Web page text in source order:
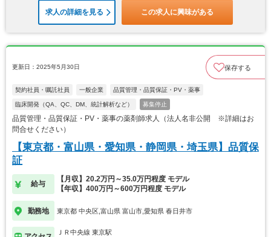
求人の詳細を見る この求人に興味がある
更新日：2025年5月30日 保存する
契約社員・嘱託社員 一般企業 品質管理・品質保証・PV・薬事
臨床開発（QA、QC、DM、統計解析など） 募集停止
品質管理・品質保証・PV・薬事の薬剤師求人（法人名非公開 ※詳細はお
問合せください）
【東京都・富山県・愛知県・静岡県・埼玉県】品質保
証
給与
【月収】20.2万円～35.0万円程度 モデル
【年収】400万円～600万円程度 モデル
勤務地 東京都 中央区,富山県 富山市,愛知県 春日井市
ＪＲ中央線 東京駅